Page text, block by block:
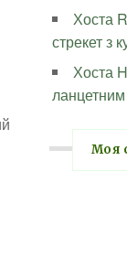
Хоста
стрекет з
Хоста
Моя